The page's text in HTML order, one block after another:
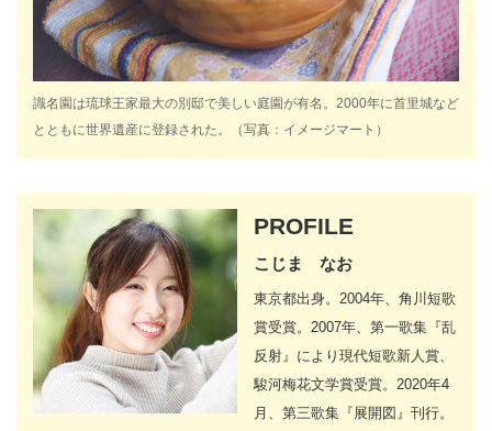
識名園は琉球王家最大の別邸で美しい庭園が有名。2000年に首里城など
とともに世界遺産に登録された。（写真：イメージマート）
PROFILE
こじま なお
東京都出身。2004年、角川短歌
賞受賞。2007年、第一歌集『乱
反射』により現代短歌新人賞、
駿河梅花文学賞受賞。2020年4
月、第三歌集『展開図』刊行。